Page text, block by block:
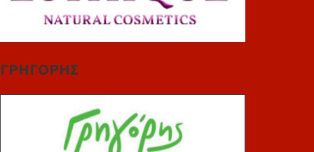
ΓΡΗΓΟΡΗΣ